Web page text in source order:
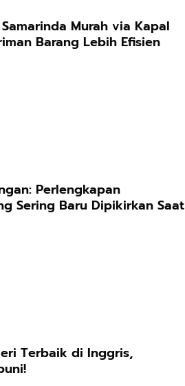
Murah via Kapal
Barang Lebih Efisien
Perlengkapan
Sering Baru Dipikirkan Saat
Terbaik di Inggris,